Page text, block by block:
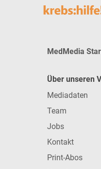
MedMedia
Über unseren
Mediadaten
Team
Jobs
Kontakt
Print-Abos